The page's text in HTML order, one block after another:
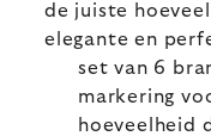
de juiste
elegante en
set van 6
markering
hoeveelheid